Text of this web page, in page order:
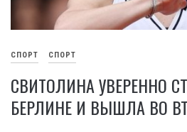
СПОРТ СПОРТ
СВИТОЛИНА УВЕРЕННО
БЕРЛИНЕ И ВЫШЛА ВО